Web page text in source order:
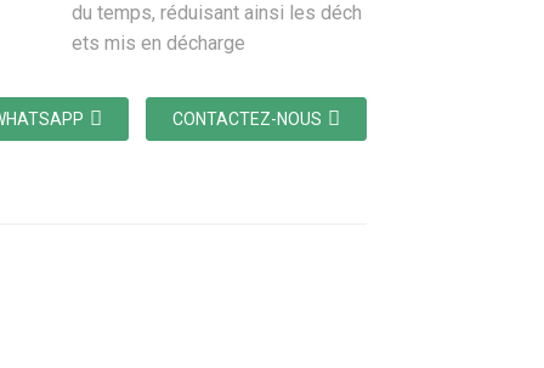
du temps, réduisant ainsi les déch
ets mis en décharge
CONTACTEZ-NOUS